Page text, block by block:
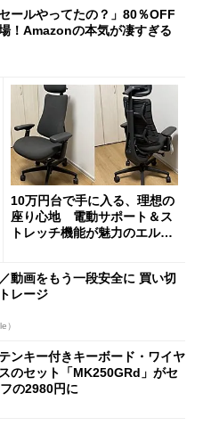
ールやってたの？」80％OFF
！Amazonの本気が凄すぎる
10万円台で手に入る、理想の
座り心地 電動サポート＆ス
トレッチ機能が魅力のエルゴ
動画をもう一段安全に 買い切
レージ
）
ンキー付きキーボード・ワイヤ
のセット「MK250GRd」がセ
の2980円に